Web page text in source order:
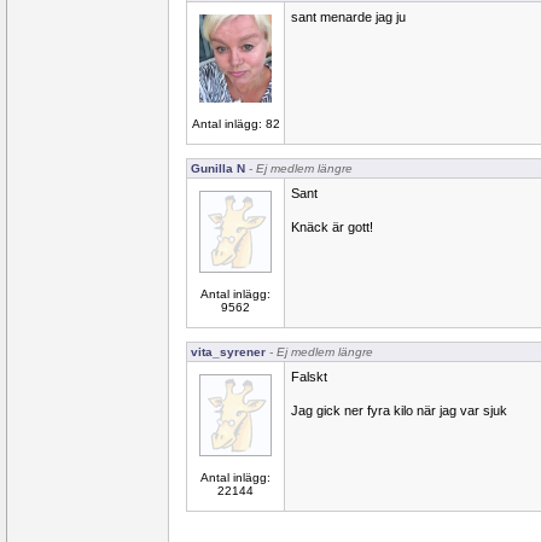
Antal inlägg: 82
sant menarde jag ju
Gunilla N - Ej medlem längre
Antal inlägg:
9562
Sant
Knäck är gott!
vita_syrener - Ej medlem längre
Antal inlägg:
22144
Falskt
Jag gick ner fyra kilo när jag var sjuk